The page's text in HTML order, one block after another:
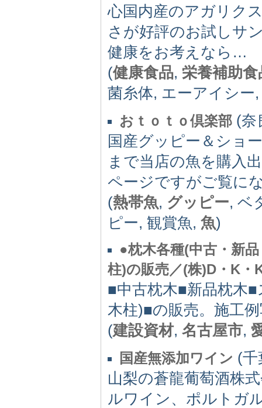
心国内産のアガリク
さが好評のお試しサ
健康をお考えなら…
(健康食品, 栄養補助食
菌糸体, エーアイシー
おｔｏｔｏ倶楽部 (奈
国産グッピー＆ショ
まで当店の魚を購入
ページですがご覧に
(熱帯魚, グッピー, ベ
ピー, 観賞魚, 魚)
●枕木各種(中古・新
柱)の販売／(株)D・K・
■中古枕木■新品枕木
木柱)■の販売。施工
(建設資材, 名古屋市,
国産無添加ワイン (千
山梨の蒼龍葡萄酒株
ルワイン、ポルトガ